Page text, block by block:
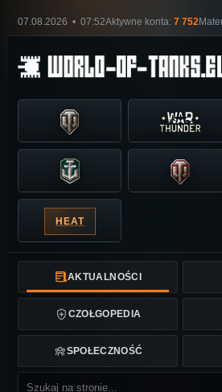
07.08.2026 • 07:52Aktywne konta: 7 752
HEAT
AKTUALNOŚCI
CZOŁGOPEDIA
SPOŁECZNOŚĆ